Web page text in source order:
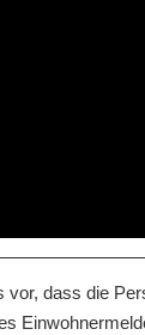
vor, dass die